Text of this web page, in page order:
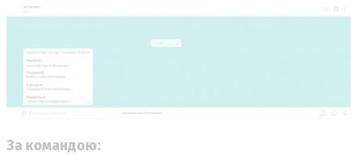
За командою: